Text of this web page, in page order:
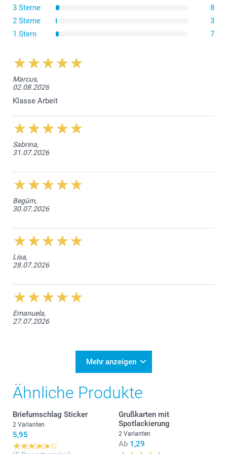
Braunes Kraftpapier
Glitzerndes Papier 120 g
Glitzernd Weiss
Glitzernd Silber
Glitzernd Gold
3 Sterne
8
2 Sterne
3
1 Stern
7
Marcus,
02.08.2026
Klasse Arbeit
Sabrina,
31.07.2026
Begüm,
30.07.2026
Lisa,
28.07.2026
Emanuela,
27.07.2026
Mehr anzeigen
Ähnliche Produkte
Briefumschlag Sticker
2 Varianten
5,95
Grußkarten mit
Spotlackierung
2 Varianten
Ab 1,29